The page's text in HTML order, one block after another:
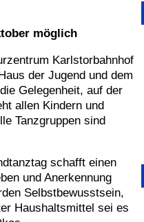
möglich
Karlstorbahnhof
der Jugend und dem
Gelegenheit, auf der
allen Kindern und
Tanzgruppen sind
schafft einen
und Anerkennung
Selbstbewusstsein,
Haushaltsmittel sei es